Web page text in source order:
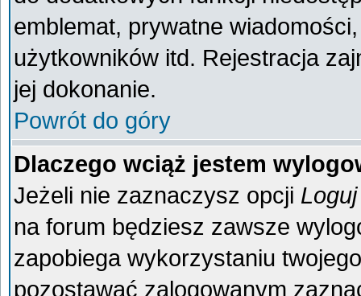
emblemat, prywatne
użytkowników itd. Rejestracja
jej dokonanie.
Powrót do góry
Dlaczego wciąż jestem
Jeżeli nie zaznaczysz opcji
na forum będziesz zawsze
zapobiega wykorzystaniu
pozostawać zalogowanym